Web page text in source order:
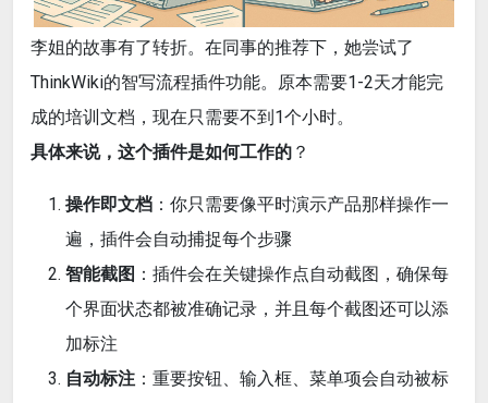
李姐的故事有了转折。在同事的推荐下，她尝试了
ThinkWiki的智写流程插件功能。原本需要1-2天才能完
成的培训文档，现在只需要不到1个小时。
具体来说，这个插件是如何工作的 ？
操作即文档 ：你只需要像平时演示产品那样操作一
遍，插件会自动捕捉每个步骤
智能截图 ：插件会在关键操作点自动截图，确保每
个界面状态都被准确记录，并且每个截图还可以添
加标注
自动标注 ：重要按钮、输入框、菜单项会自动被标